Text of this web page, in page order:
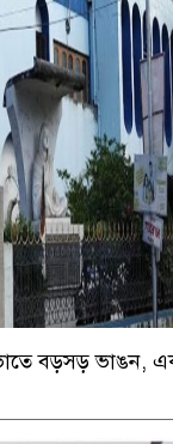
বড়সড় ভাঙন,